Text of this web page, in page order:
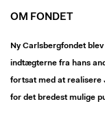
OM FONDET
Ny Carlsbergfondet
indtægterne fra hans
fortsat med at realisere
for det bredest mulige